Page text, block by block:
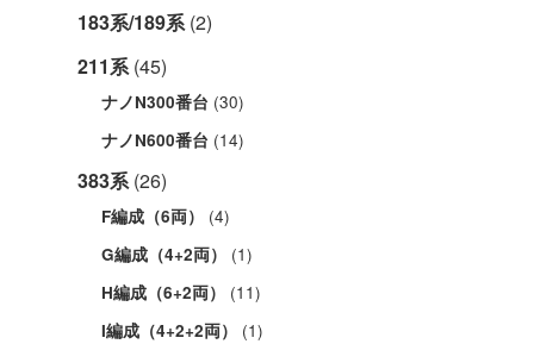
183系/189系(2)
211系(45)
ナノN300番台 (30)
ナノN600番台 (14)
383系(26)
F編成（6両） (4)
G編成（4+2両） (1)
H編成（6+2両） (11)
I編成（4+2+2両） (1)